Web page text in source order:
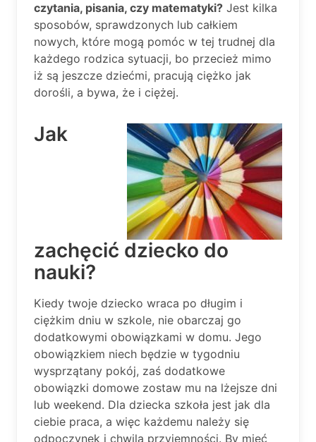
czytania, pisania, czy matematyki? Jest kilka
sposobów, sprawdzonych lub całkiem
nowych, które mogą pomóc w tej trudnej dla
każdego rodzica sytuacji, bo przecież mimo
iż są jeszcze dziećmi, pracują ciężko jak
dorośli, a bywa, że i ciężej.
Jak
zachęcić dziecko do
nauki?
Kiedy twoje dziecko wraca po długim i
ciężkim dniu w szkole, nie obarczaj go
dodatkowymi obowiązkami w domu. Jego
obowiązkiem niech będzie w tygodniu
wysprzątany pokój, zaś dodatkowe
obowiązki domowe zostaw mu na lżejsze dni
lub weekend. Dla dziecka szkoła jest jak dla
ciebie praca, a więc każdemu należy się
odpoczynek i chwila przyjemności. By mieć